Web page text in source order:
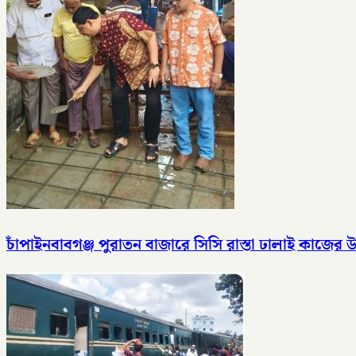
চাঁপাইনবাবগঞ্জ পুরাতন বাজারে সিসি রাস্তা ঢালাই কাজের